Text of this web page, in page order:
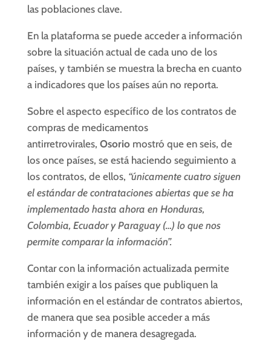
las poblaciones clave.
En la plataforma se puede acceder a información
sobre la situación actual de cada uno de los
países, y también se muestra la brecha en cuanto
a indicadores que los países aún no reporta.
Sobre el aspecto específico de los contratos de
compras de medicamentos
antirretrovirales, Osoriomostró que en seis, de
los once países, se está haciendo seguimiento a
los contratos, de ellos, “únicamente cuatro siguen
el estándar de contrataciones abiertas que se ha
implementado hasta ahora en Honduras,
Colombia, Ecuador y Paraguay (…) lo que nos
permite comparar la información”.
Contar con la información actualizada permite
también exigir a los países que publiquen la
información en el estándar de contratos abiertos,
de manera que sea posible acceder a más
información y de manera desagregada.